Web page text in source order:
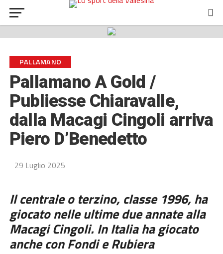
PALLAMANO
Pallamano A Gold /
Publiesse Chiaravalle,
dalla Macagi Cingoli arriva
Piero D’Benedetto
29 Luglio 2025
Il centrale o terzino, classe 1996, ha
giocato nelle ultime due annate alla
Macagi Cingoli. In Italia ha giocato
anche con Fondi e Rubiera